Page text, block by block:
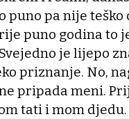
puno pa nije teško
puno godina to
je lijepo
priznanje. No,
pripada meni.
tati i mom djedu.